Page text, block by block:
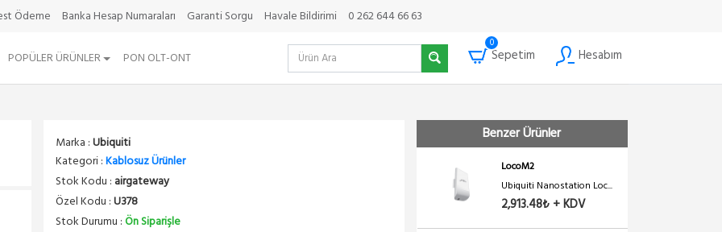
Ödeme Banka Hesap Numaraları Garanti Sorgu Havale Bildirimi 0 262 644 66 63
POPÜLER ÜRÜNLER PON OLT-ONT
0
Sepetim Hesabım
Marka :Ubiquiti
Kategori :Kablosuz Ürünler
Stok Kodu : airgateway
Özel Kodu :U378
Stok Durumu :Ön Siparişle
Benzer Ürünler
LocoM2
Ubiquiti Nanostation Loc...
2,913.48₺ + KDV